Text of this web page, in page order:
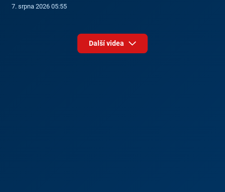
7. srpna 2026 05:55
Další videa